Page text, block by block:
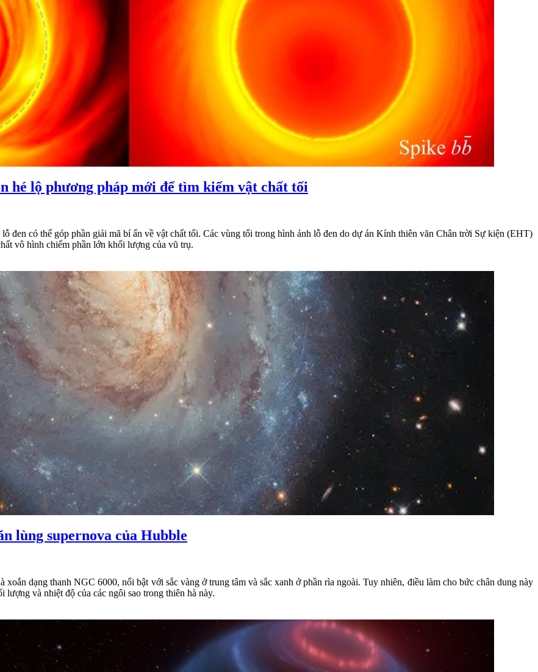
lộ phương pháp mới để tìm kiếm vật chất tối
đen có thể góp phần giải mã bí ẩn về vật chất tối. Các vùng tối trong hình ảnh lỗ đen do dự án Kính thiên văn Chân trời Sự kiện (EHT)
vô hình chiếm phần lớn khối lượng của vũ trụ.
lùng supernova của Hubble
dạng thanh NGC 6000, nổi bật với sắc vàng ở trung tâm và sắc xanh ở phần rìa ngoài. Tuy nhiên, điều làm cho bức chân dung này
và nhiệt độ của các ngôi sao trong thiên hà này.